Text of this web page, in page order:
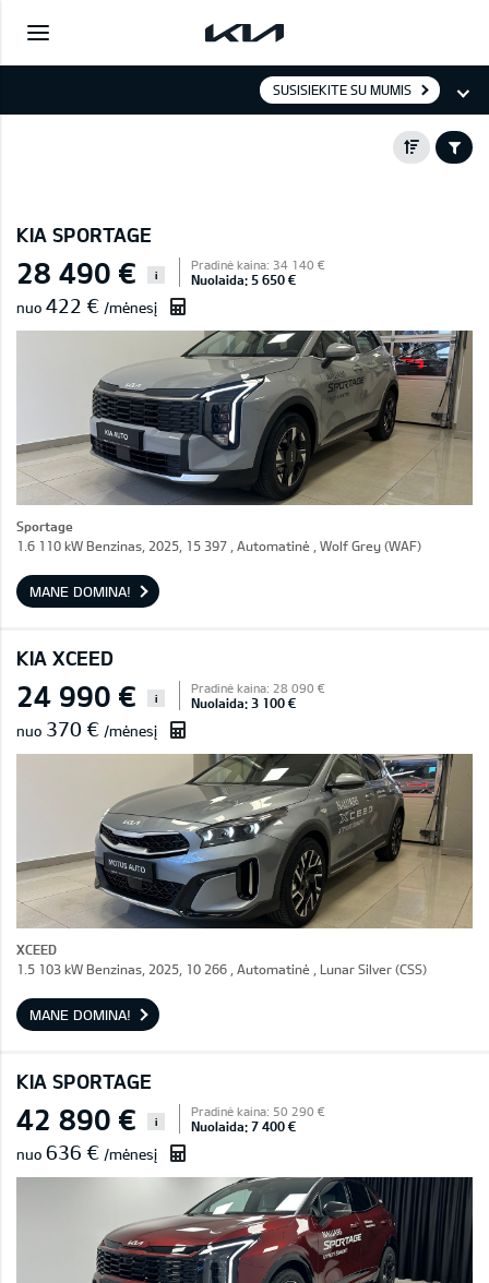
SUSISIEKITE SU MUMIS
KIA SPORTAGE
28 490 € i
Pradinė kaina: 34 140 €
Nuolaida: 5 650 €
nuo 422 € /mėnesį
Sportage
1.6 110 kW Benzinas, 2025, 15 397 , Automatinė , Wolf Grey (WAF)
MANE DOMINA!
KIA XCEED
24 990 € i
Pradinė kaina: 28 090 €
Nuolaida: 3 100 €
nuo 370 € /mėnesį
XCEED
1.5 103 kW Benzinas, 2025, 10 266 , Automatinė , Lunar Silver (CSS)
MANE DOMINA!
KIA SPORTAGE
42 890 € i
Pradinė kaina: 50 290 €
Nuolaida: 7 400 €
nuo 636 € /mėnesį